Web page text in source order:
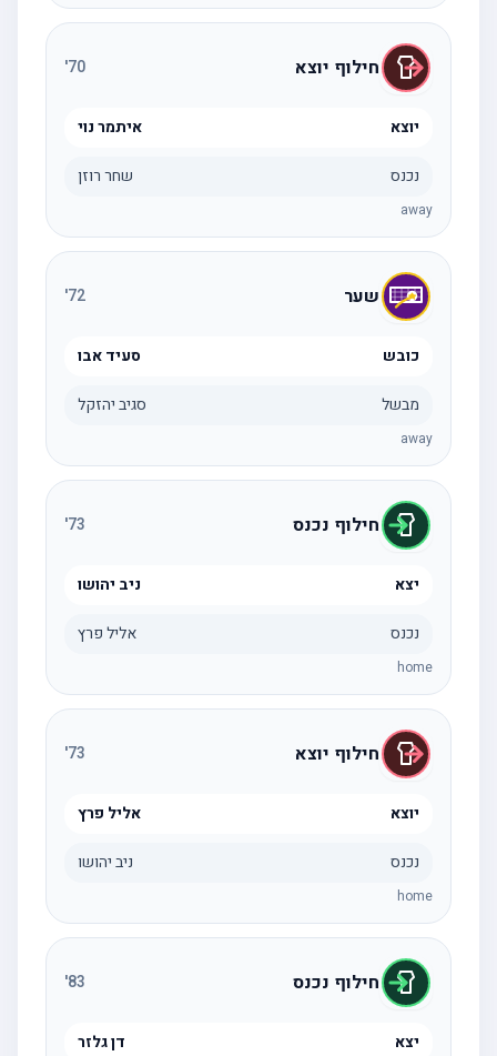
חילוף יוצא 70
'
יוצא איתמר נוי
נכנס שחר רוזן
away
שער 72
'
כובש סעיד אבו
מבשל סגיב יהזקל
away
חילוף נכנס 73
'
יצא ניב יהושו
נכנס אליל פרץ
home
חילוף יוצא 73
'
יוצא אליל פרץ
נכנס ניב יהושו
home
חילוף נכנס 83
'
יצא דן גלזר